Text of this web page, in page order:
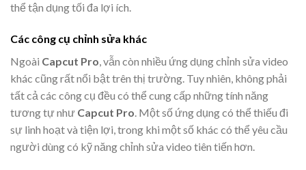
thể tận dụng tối đa lợi ích.
Các công cụ chỉnh sửa khác
Ngoài Capcut Pro, vẫn còn nhiều ứng dụng chỉnh sửa video
khác cũng rất nổi bật trên thị trường. Tuy nhiên, không phải
tất cả các công cụ đều có thể cung cấp những tính năng
tương tự như Capcut Pro. Một số ứng dụng có thể thiếu đi
sự linh hoạt và tiện lợi, trong khi một số khác có thể yêu cầu
người dùng có kỹ năng chỉnh sửa video tiên tiến hơn.